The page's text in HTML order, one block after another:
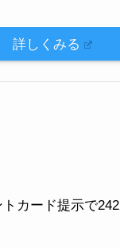
詳しくみる
カード提示で242